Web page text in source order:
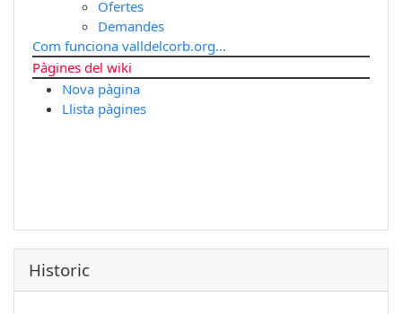
Ofertes
Demandes
Com funciona valldelcorb.org...
Pàgines del wiki
Nova pàgina
Llista pàgines
Historic